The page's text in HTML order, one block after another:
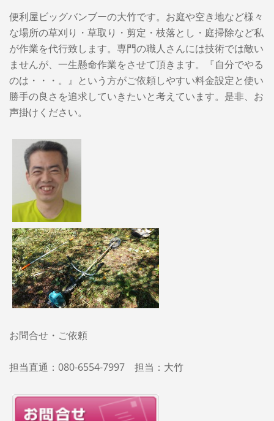
便利屋ビッグバンブーの大竹です。お庭や空き地など様々
な場所の草刈り・草取り・剪定・枝落とし・庭掃除など私
が作業を代行致します。専門の職人さんには技術では敵い
ませんが、一生懸命作業をさせて頂きます。『自分でやる
のは・・・。』という方がご依頼しやすい料金設定と使い
勝手の良さを追求していきたいと考えています。是非、お
声掛けください。
お問合せ・ご依頼
担当直通：080-6554-7997 担当：大竹